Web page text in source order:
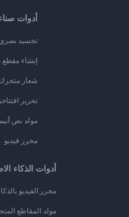
أدوات
تجسيد
إنشاء
شعار متحرك
تحرير
مولد نص
محرر فيديو
أدوات الذكاء
محرر الفيديو
مولد المقاطع